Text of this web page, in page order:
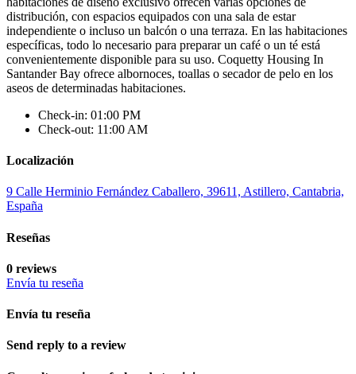
distribución, con espacios equipados con una sala de estar
independiente o incluso un balcón o una terraza. En las habitaciones
específicas, todo lo necesario para preparar un café o un té está
convenientemente disponible para su uso. Coquetty Housing In
Santander Bay ofrece albornoces, toallas o secador de pelo en los
aseos de determinadas habitaciones.
Check-in: 01:00 PM
Check-out: 11:00 AM
Localización
9 Calle Herminio Fernández Caballero, 39611, Astillero, Cantabria,
España
Reseñas
0 reviews
Envía tu reseña
Envía tu reseña
Send reply to a review